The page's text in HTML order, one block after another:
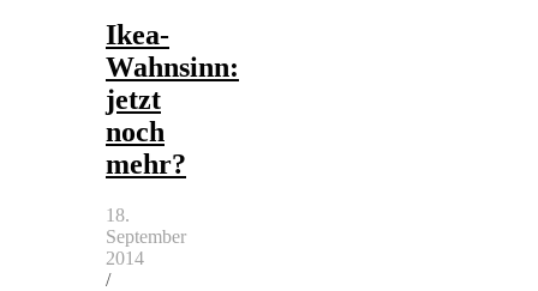
Ikea-
Wahnsinn:
jetzt
noch
mehr?
18.
September
2014
/